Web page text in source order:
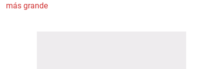
más grande